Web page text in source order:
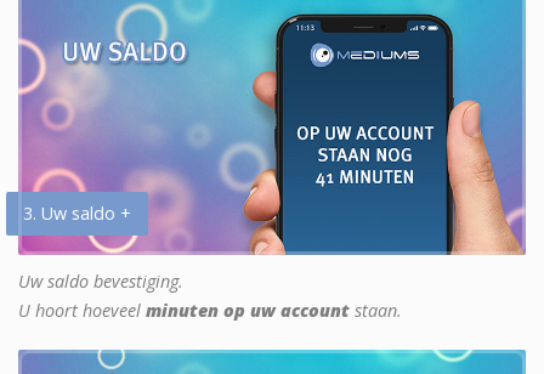
3. Uw saldo +
Uw saldo bevestiging.
U hoort hoeveel minuten op uw account staan.